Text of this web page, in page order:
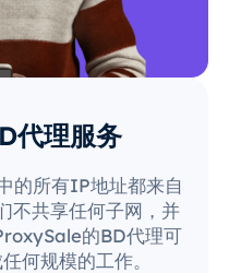
代理服务
的所有IP地址都来自
不共享任何子网，并
的BD代理可
何规模的工作。